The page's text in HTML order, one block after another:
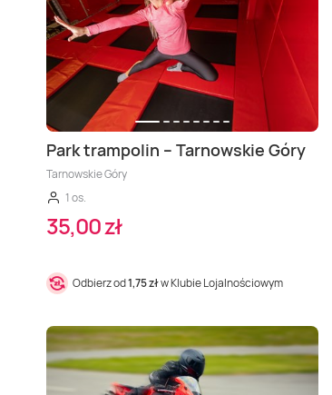
Park trampolin – Tarnowskie Góry
Tarnowskie Góry
1 os.
35,00 zł
Odbierz od1,75 złw Klubie Lojalnościowym